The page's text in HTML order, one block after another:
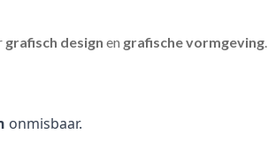
grafisch design en grafische vormgeving.
onmisbaar.